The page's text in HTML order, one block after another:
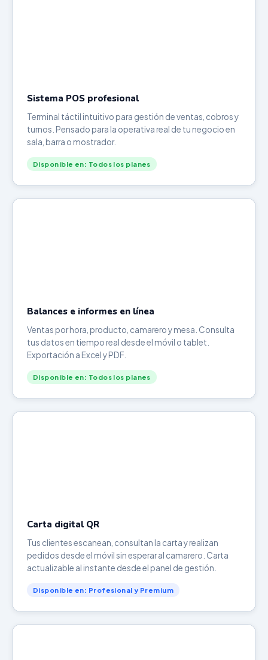
Sistema POS profesional
Terminal táctil intuitivo para gestión de ventas, cobros y
turnos. Pensado para la operativa real de tu negocio en
sala, barra o mostrador.
Disponible en: Todos los planes
Balances e informes en línea
Ventas por hora, producto, camarero y mesa. Consulta
tus datos en tiempo real desde el móvil o tablet.
Exportación a Excel y PDF.
Disponible en: Todos los planes
Carta digital QR
Tus clientes escanean, consultan la carta y realizan
pedidos desde el móvil sin esperar al camarero. Carta
actualizable al instante desde el panel de gestión.
Disponible en: Profesional y Premium